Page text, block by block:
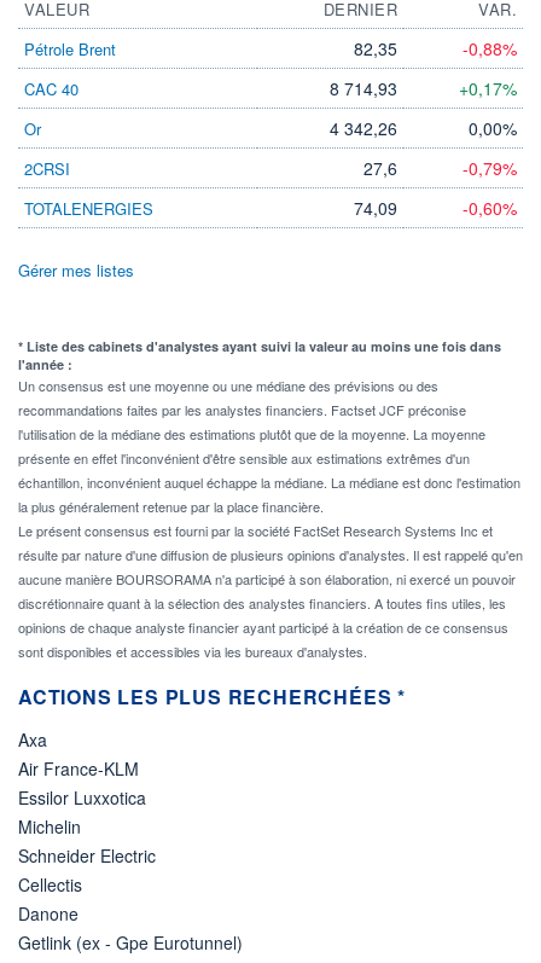
VALEUR DERNIER
VAR.
Pétrole Brent
82,35 -0,88%
CAC 40 8 714,93 +0,17%
Or 4 342,26 0,00%
2CRSI 27,6 -0,79%
TOTALENERGIES 74,09 -0,60%
Gérer mes listes
* Liste des cabinets d'analystes ayant suivi la valeur au moins une fois dans
l'année :
Un consensus est une moyenne ou une médiane des prévisions ou des
recommandations faites par les analystes financiers. Factset JCF préconise
l'utilisation de la médiane des estimations plutôt que de la moyenne. La moyenne
présente en effet l'inconvénient d'être sensible aux estimations extrêmes d'un
échantillon, inconvénient auquel échappe la médiane. La médiane est donc l'estimation
la plus généralement retenue par la place financière.
Le présent consensus est fourni par la société FactSet Research Systems Inc et
résulte par nature d'une diffusion de plusieurs opinions d'analystes. Il est rappelé qu'en
aucune manière BOURSORAMA n'a participé à son élaboration, ni exercé un pouvoir
discrétionnaire quant à la sélection des analystes financiers. A toutes fins utiles, les
opinions de chaque analyste financier ayant participé à la création de ce consensus
sont disponibles et accessibles via les bureaux d'analystes.
ACTIONS LES PLUS RECHERCHÉES *
Axa
Air France-KLM
Essilor Luxxotica
Michelin
Schneider Electric
Cellectis
Danone
Getlink (ex - Gpe Eurotunnel)